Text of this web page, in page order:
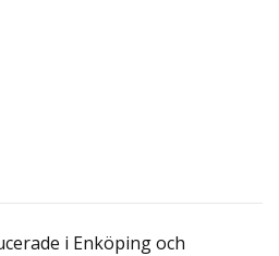
i Enköping och